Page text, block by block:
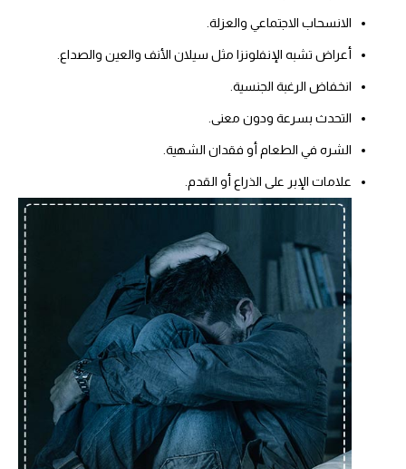
الانسحاب الاجتماعي والعزلة.
أعراض تشبه الإنفلونزا مثل سيلان الأنف والعين والصداع.
انخفاض الرغبة الجنسية.
التحدث بسرعة ودون معنى.
الشره في الطعام أو فقدان الشهية.
علامات الإبر على الذراع أو القدم.